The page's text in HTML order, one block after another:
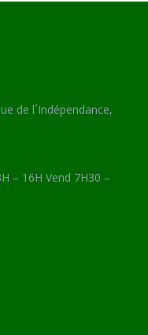
de l´Indépendance,
– 16H Vend 7H30 –